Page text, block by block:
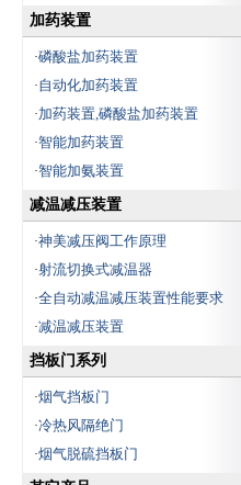
加药装置
·磷酸盐加药装置
·自动化加药装置
·加药装置,磷酸盐加药装置
·智能加药装置
·智能加氨装置
减温减压装置
·神美减压阀工作原理
·射流切换式减温器
·全自动减温减压装置性能要求
·减温减压装置
挡板门系列
·烟气挡板门
·冷热风隔绝门
·烟气脱硫挡板门